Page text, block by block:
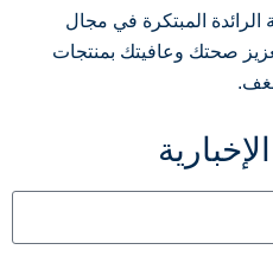
المبتكرة في مجال
صحتك وعافيتك بمنتجات